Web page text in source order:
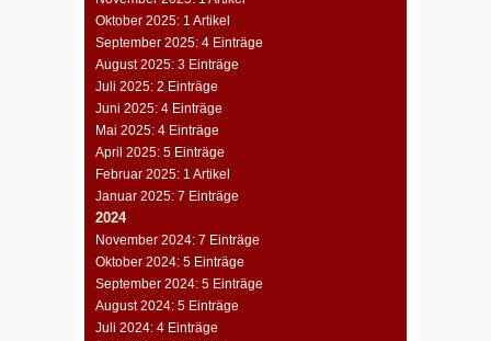
Oktober 2025: 1 Artikel
September 2025: 4 Einträge
August 2025: 3 Einträge
Juli 2025: 2 Einträge
Juni 2025: 4 Einträge
Mai 2025: 4 Einträge
April 2025: 5 Einträge
Februar 2025: 1 Artikel
Januar 2025: 7 Einträge
2024
November 2024: 7 Einträge
Oktober 2024: 5 Einträge
September 2024: 5 Einträge
August 2024: 5 Einträge
Juli 2024: 4 Einträge